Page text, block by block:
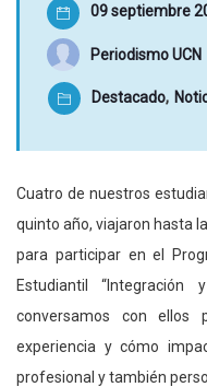
09 septiembre
Periodismo UCN
Destacado,
Cuatro de nuestros
quinto año, viajaron hasta
para participar en el
Estudiantil “Integración
conversamos con ellos
experiencia y cómo
profesional y también